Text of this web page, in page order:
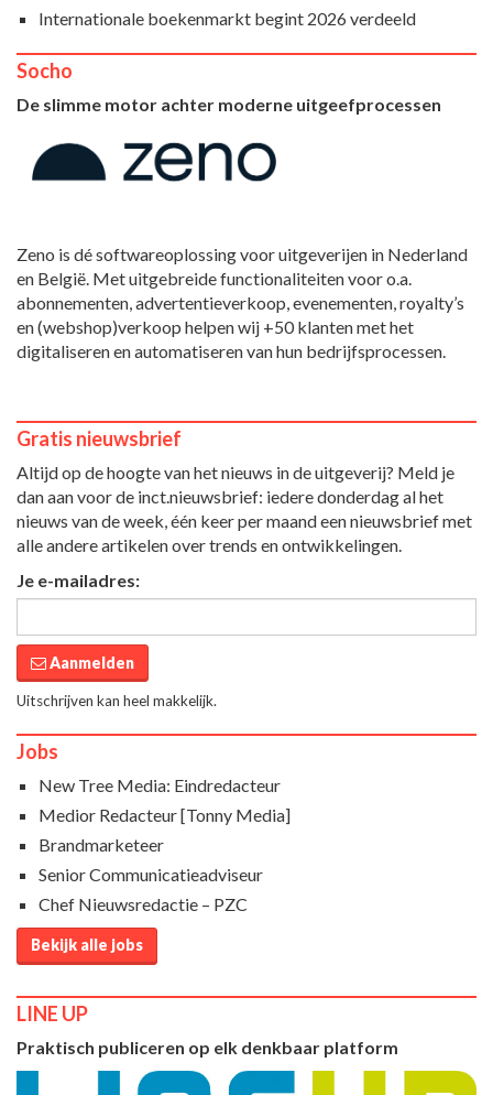
Internationale boekenmarkt begint 2026 verdeeld
Socho
De slimme motor achter moderne uitgeefprocessen
Zeno is dé softwareoplossing voor uitgeverijen in Nederland
en België. Met uitgebreide functionaliteiten voor o.a.
abonnementen, advertentieverkoop, evenementen, royalty’s
en (webshop)verkoop helpen wij +50 klanten met het
digitaliseren en automatiseren van hun bedrijfsprocessen.
Gratis nieuwsbrief
Altijd op de hoogte van het nieuws in de uitgeverij? Meld je
dan aan voor de inct.nieuwsbrief: iedere donderdag al het
nieuws van de week, één keer per maand een nieuwsbrief met
alle andere artikelen over trends en ontwikkelingen.
Je e-mailadres:
Aanmelden
Uitschrijven kan heel makkelijk.
Jobs
New Tree Media: Eindredacteur
Medior Redacteur [Tonny Media]
Brandmarketeer
Senior Communicatieadviseur
Chef Nieuwsredactie – PZC
Bekijk alle jobs
LINE UP
Praktisch publiceren op elk denkbaar platform